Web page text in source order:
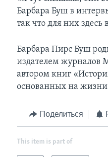
Барбара Буш в
так что для них здесь
Барбара Пирс Буш
издателем журналов
автором книг
основанных на жизни
Поделиться
This item is part of